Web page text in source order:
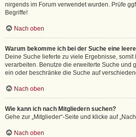
nirgends im Forum verwendet wurden. Prüfe
Begriffe!
Nach oben
Warum bekomme ich bei der Suche eine
Deine Suche lieferte zu viele Ergebnisse,
verarbeiten. Benutze die erweiterte Suche und
ein oder beschränke die Suche auf
Nach oben
Wie kann ich nach Mitgliedern suchen?
Gehe zur „Mitglieder“-Seite und klicke auf
Nach oben